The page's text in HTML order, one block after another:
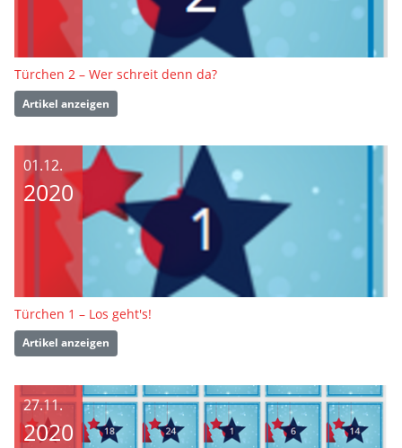
Türchen 2 – Wer schreit denn da?
Artikel anzeigen
01.12.
2020
Türchen 1 – Los geht's!
Artikel anzeigen
27.11.
2020